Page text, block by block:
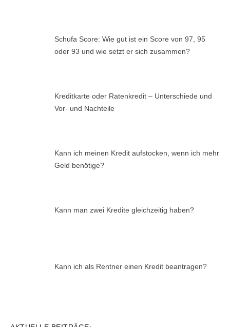
Schufa Score: Wie gut ist ein Score von 97, 95
oder 93 und wie setzt er sich zusammen?
Kreditkarte oder Ratenkredit – Unterschiede und
Vor- und Nachteile
Kann ich meinen Kredit aufstocken, wenn ich mehr
Geld benötige?
Kann man zwei Kredite gleichzeitig haben?
Kann ich als Rentner einen Kredit beantragen?